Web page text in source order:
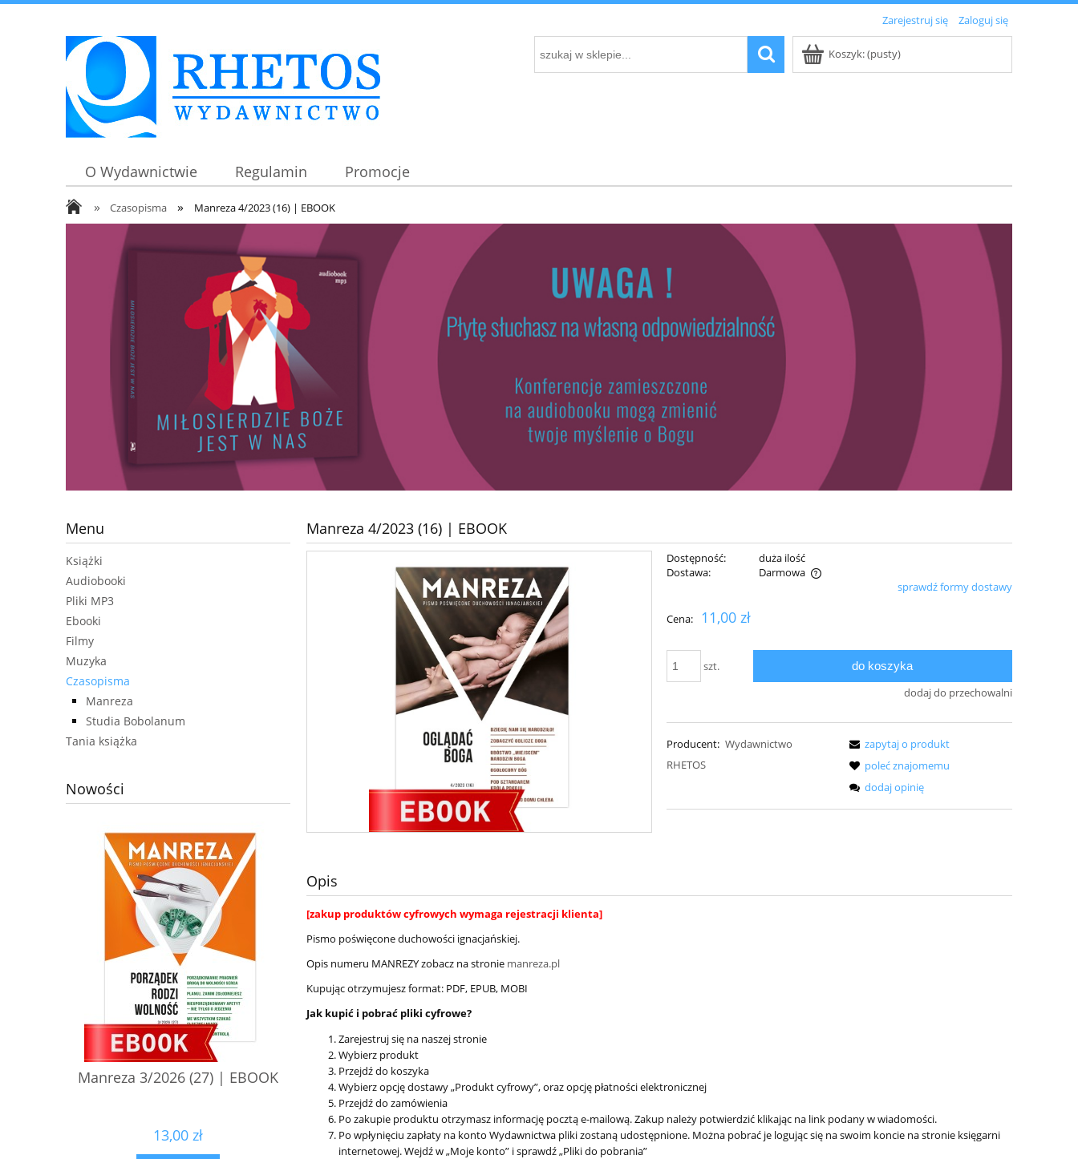
Zarejestruj się Zaloguj się
Koszyk:(pusty)
O Wydawnictwie Regulamin Promocje
» Czasopisma » Manreza 4/2023 (16) | EBOOK
Menu
Książki
Audiobooki
Pliki MP3
Ebooki
Filmy
Muzyka
Czasopisma
Manreza
Studia Bobolanum
Tania książka
Nowości
Manreza 3/2026 (27) | EBOOK
13,00 zł
Manreza 4/2023 (16) | EBOOK
Dostępność:
duża ilość
Dostawa:
Darmowa
sprawdź formy dostawy
Cena: 11,00 zł
szt. do koszyka
dodaj do przechowalni
Producent: Wydawnictwo
RHETOS
zapytaj o produkt
poleć znajomemu
dodaj opinię
Opis
[zakup produktów cyfrowych wymaga rejestracji klienta]
Pismo poświęcone duchowości ignacjańskiej.
Opis numeru MANREZY zobacz na stronie manreza.pl
Kupując otrzymujesz format: PDF, EPUB, MOBI
Jak kupić i pobrać pliki cyfrowe?
Zarejestruj się na naszej stronie
Wybierz produkt
Przejdź do koszyka
Wybierz opcję dostawy „Produkt cyfrowy”, oraz opcję płatności elektronicznej
Przejdź do zamówienia
Po zakupie produktu otrzymasz informację pocztą e-mailową. Zakup należy potwierdzić klikając na link podany w wiadomości.
Po wpłynięciu zapłaty na konto Wydawnictwa pliki zostaną udostępnione. Można pobrać je logując się na swoim koncie na stronie księgarni
internetowej. Wejdź w „Moje konto” i sprawdź „Pliki do pobrania”